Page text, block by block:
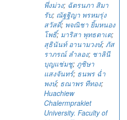
พึ่งม่วง; ฉัตรนภา สิมา
รับ; ณัฐฐิญา พรหมรุ่ง
สวัสดิ์; พจณิชา ยิ้มหนอง
โพธิ์; มาริสา พุทธตาเต;
สุธินันท์ อานามวงษ์; ภัส
ราภรณ์ ลำลอง; ชาลินี
บุญแช่มชู; ภูชิษา
แสงจันทร์; ธนพร ฉ่ำ
พงษ์; ธณาพร ทีทอง;
Huachiew
Chalermprakiet
University. Faculty of